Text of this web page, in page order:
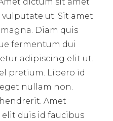
ut. Sit amet
Diam quis
fermentum dui
adipiscing elit ut.
pretium. Libero id
nullam non.
Amet
duis id faucibus